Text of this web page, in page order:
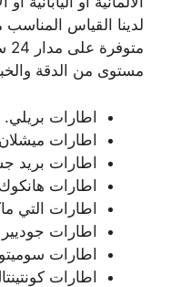
لدينا القياس
مستوى من الدقة
اطارات بريلي.
اطارات
اطارات بريد
اطارات
اطارات التي
اطارات
اطارات سوميتو
اطارات